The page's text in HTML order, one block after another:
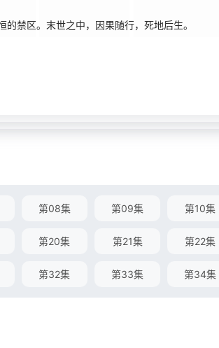
禁区。末世之中，因果随行，死地后生。
第08集 第09集 第10集
第20集 第21集 第22集
第32集 第33集 第34集